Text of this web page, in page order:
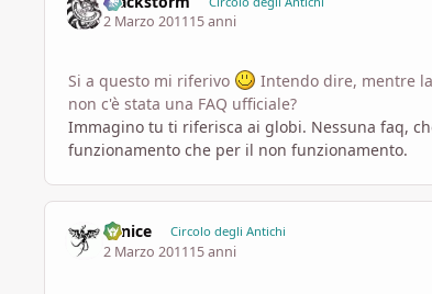
2 Marzo 201115 anni
Si a questo mi riferivo
Intendo dire, mentre
non c'è stata una FAQ ufficiale?
Immagino tu ti riferisca ai globi. Nessuna faq,
funzionamento che per il non funzionamento.
Fenice Circolo degli Antichi
2 Marzo 201115 anni